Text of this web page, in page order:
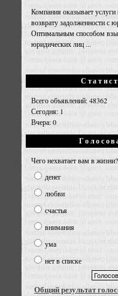
Компания оказывает
возврату задолженности с
Оптимальным способом
юридических лиц ...
Всего объявлений: 48362
Сегодня: 1
Вчера: 0
Чего нехватает вам в жизни?
денег
любви
счастья
внимания
ума
нет в списке
Общий результат